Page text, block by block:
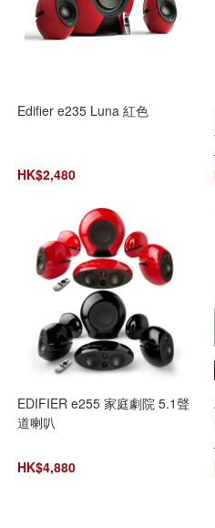
Edifier e235 Luna 紅色
HK$2,480
EDIFIER e255 家庭劇院 5.1聲
道喇叭
HK$4,880